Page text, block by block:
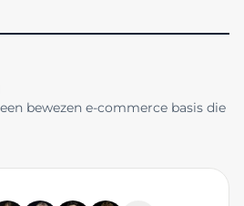
bewezen e-commerce basis die